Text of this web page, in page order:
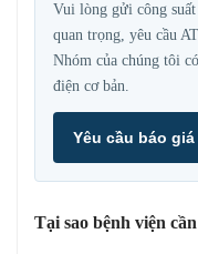
Vui lòng gửi công suất
quan trọng, yêu cầu
Nhóm của chúng tôi
điện cơ bản.
Yêu cầu báo
Tại sao bệnh viện